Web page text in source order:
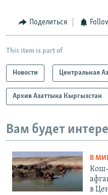
Поделиться
This item is part of
Новости Центральная
Архив Азаттыка Кыргызстан
Вам будет
В
Кош-
в